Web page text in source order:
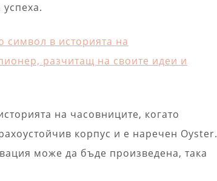
символ в историята на
разчитащ на своите идеи и
на часовниците, когато
корпус и е наречен Oyster.
може да бъде произведена, така